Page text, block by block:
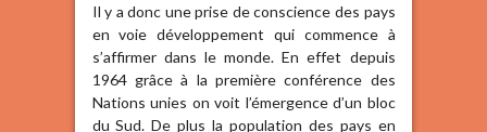
Il y a donc une prise de conscience des pays
en voie développement qui commence à
s’affirmer dans le monde. En effet depuis
1964 grâce à la première conférence des
Nations unies on voit l’émergence d’un bloc
du Sud. De plus la population des pays en